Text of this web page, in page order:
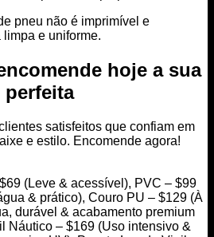
pneu não é imprimível e
e uniforme.
hoje a sua
perfeita
satisfeitos que confiam em
e estilo. Encomende agora!
(Leve & acessível), PVC – $99
& prático), Couro PU – $129 (À
durável & acabamento premium
Náutico – $169 (Uso intensivo &